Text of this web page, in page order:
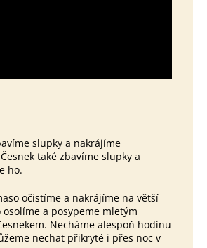
slupky a nakrájíme
také zbavíme slupky a
ho.
očistíme a nakrájíme na větší
osolíme a posypeme mletým
Necháme alespoň hodinu
nechat přikryté i přes noc v